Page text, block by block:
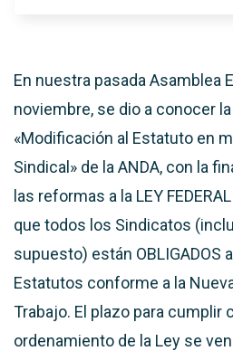
En nuestra pasada Asamblea
noviembre, se dio a conocer
«Modificación al Estatuto en
Sindical» de la ANDA, con la
las reformas a la LEY
que todos los Sindicatos
supuesto) están OBLIGADOS
Estatutos conforme a la
Trabajo. El plazo para cumplir
ordenamiento de la Ley se